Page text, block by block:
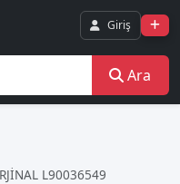
Giriş
Ara
L90036549